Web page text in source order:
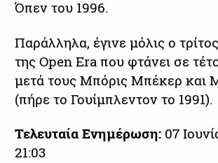
Όπεν του 1996.
Παράλληλα, έγινε μόλις ο
της Open Era που φτάνει σε
μετά τους Μπόρις Μπέκερ και
(πήρε το Γουίμπλεντον το 1991).
Τελευταία Ενημέρωση: 07
21:03